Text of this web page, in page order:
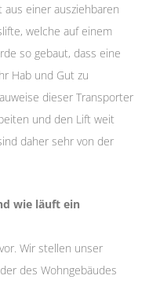
einer ausziehbaren
welche auf einem
so gebaut, dass eine
Hab und Gut zu
dieser Transporter
und den Lift weit
daher sehr von der
wie läuft ein
Wir stellen unser
des Wohngebäudes